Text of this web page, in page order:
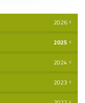
2026
2025
2024
2023